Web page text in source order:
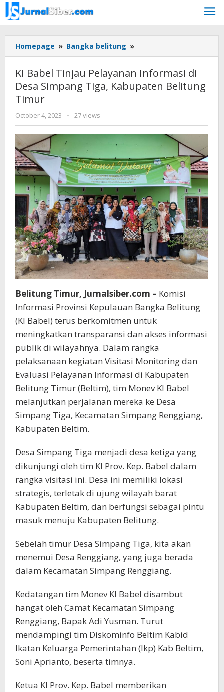
Skip
to
content
Homepage » Bangka belitung »
Babel
Pelayanan
Informasi
Tiga,
Kabupaten
Timur
KI Babel Tinjau Pelayanan Informasi di
Desa Simpang Tiga, Kabupaten Belitung
Timur
October 4, 2023
by
Jurnalsiber
- 27 views
Belitung Timur, Jurnalsiber.com – Komisi
Informasi Provinsi Kepulauan Bangka Belitung
(KI Babel) terus berkomitmen untuk
meningkatkan transparansi dan akses informasi
publik di wilayahnya. Dalam rangka
pelaksanaan kegiatan Visitasi Monitoring dan
Evaluasi Pelayanan Informasi di Kabupaten
Belitung Timur (Beltim), tim Monev KI Babel
melanjutkan perjalanan mereka ke Desa
Simpang Tiga, Kecamatan Simpang Renggiang,
Kabupaten Beltim.
Desa Simpang Tiga menjadi desa ketiga yang
dikunjungi oleh tim KI Prov. Kep. Babel dalam
rangka visitasi ini. Desa ini memiliki lokasi
strategis, terletak di ujung wilayah barat
Kabupaten Beltim, dan berfungsi sebagai pintu
masuk menuju Kabupaten Belitung.
Sebelah timur Desa Simpang Tiga, kita akan
menemui Desa Renggiang, yang juga berada
dalam Kecamatan Simpang Renggiang.
Kedatangan tim Monev KI Babel disambut
hangat oleh Camat Kecamatan Simpang
Renggiang, Bapak Adi Yusman. Turut
mendampingi tim Diskominfo Beltim Kabid
Ikatan Keluarga Pemerintahan (Ikp) Kab Beltim,
Soni Aprianto, beserta timnya.
Ketua KI Prov. Kep. Babel memberikan